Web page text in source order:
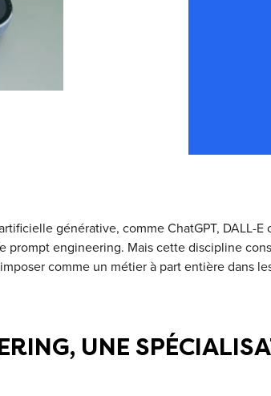
générative, comme ChatGPT, DALL-E
prompt engineering. Mais cette discipline
comme un métier à part entière dans
UNE